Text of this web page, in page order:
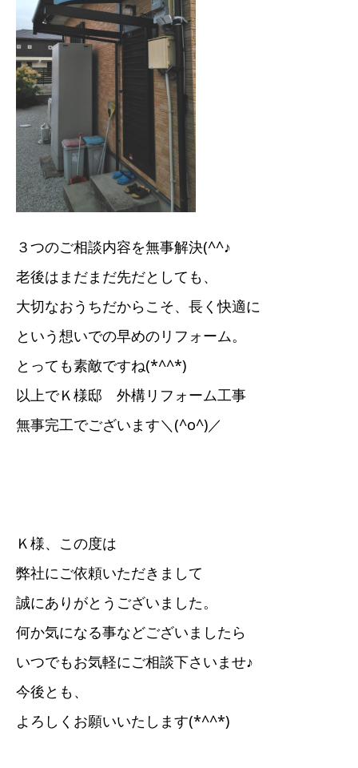
３つのご相談内容を無事解決(^^♪
老後はまだまだ先だとしても、
大切なおうちだからこそ、長く快適に
という想いでの早めのリフォーム。
とっても素敵ですね(*^^*)
以上でＫ様邸 外構リフォーム工事
無事完工でございます＼(^o^)／
Ｋ様、この度は
弊社にご依頼いただきまして
誠にありがとうございました。
何か気になる事などございましたら
いつでもお気軽にご相談下さいませ♪
今後とも、
よろしくお願いいたします(*^^*)